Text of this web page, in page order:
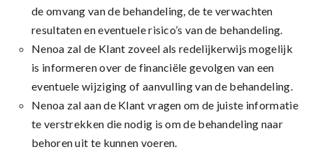
de omvang van de behandeling, de te verwachten
resultaten en eventuele risico’s van de behandeling.
Nenoa zal de Klant zoveel als redelijkerwijs mogelijk
is informeren over de financiële gevolgen van een
eventuele wijziging of aanvulling van de behandeling.
Nenoa zal aan de Klant vragen om de juiste informatie
te verstrekken die nodig is om de behandeling naar
behoren uit te kunnen voeren.